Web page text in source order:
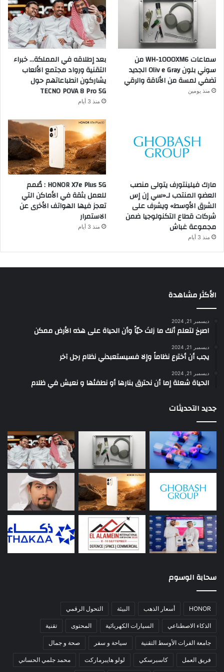
سماعات WH-1000XM6 من
سوني بلون Oliv e Gray الجديد
تضفي لمسة من الأناقة والرقي
منذ يومين
بعد إطلاقه في المملكة… خبراء
التقنية ورواد مجتمع الألعاب
يشاركون انطباعاتهم حول
TECNO POVA 8 Pro 5G
منذ 3 أيام
مارك فيلينتورف يتولى منصب
العضو المنتدب لـ«سي إن إس
الشرق الأوسط» ويشرف على
شركات قطاع التكنولوجيا ضمن
مجموعة غباش
منذ 3 أيام
HONOR X7e Plus 5G : صُمم
للعمل بثقة في الأماكن التي
تعجز فيها الهواتف الأخرى عن
الاستمرار
منذ 3 أيام
الأكثر مشاهدة
ديسمبر 21, 2024
‫اصرخ لتعلم أنك ما زلتَ حيّاً وأن الحياة على هذه الأرض ممكن
ديسمبر 21, 2024
يجب أن أخترع نظاماً وإلا فسيستعبدني نظام رجل آخر
ديسمبر 21, 2024
الحياة شعلة إما أن نحترق بنارها أو نطفئها و نعيش في ظلام
جديد التحديثات
سحابة الوسوم
HONOR أسعار الذهب البيئة التحول الرقمي
الذكاء الاصطناعي السيارات الكهربائية المحتوى تقنية
جامعة الفرات الأوسط التقنية سياحة و سفر صحة و جمال
فريق العمل كاسبرسكي لولو هايبرماركت محمد جلمي الحساني